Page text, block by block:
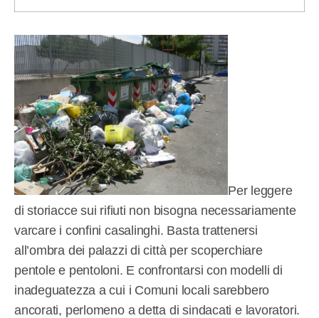
Per leggere
di storiacce sui rifiuti non bisogna necessariamente
varcare i confini casalinghi. Basta trattenersi
all’ombra dei palazzi di città per scoperchiare
pentole e pentoloni. E confrontarsi con modelli di
inadeguatezza a cui i Comuni locali sarebbero
ancorati, perlomeno a detta di sindacati e lavoratori.